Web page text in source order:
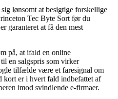
lønsomt at besigtige forskellige
Tec Byte Sort før du
garanteret at få den mest
på, at ifald en online
en salgspris som virker
tilfælde være et faresignal om
kort er i hvert fald indbefattet af
imod svindlende e-firmaer.